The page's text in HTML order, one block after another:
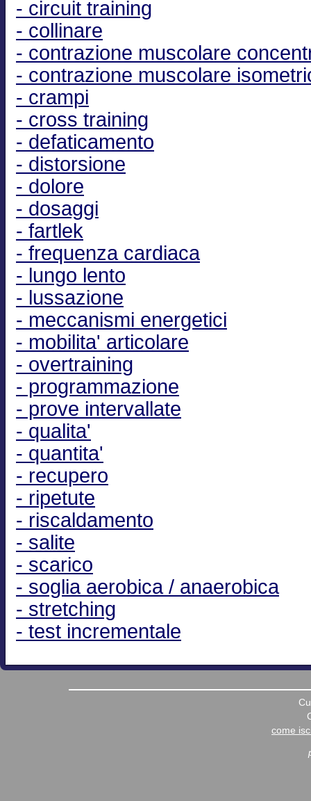
- circuit training
- collinare
- contrazione muscolare
- contrazione muscolare
- crampi
- cross training
- defaticamento
- distorsione
- dolore
- dosaggi
- fartlek
- frequenza cardiaca
- lungo lento
- lussazione
- meccanismi energetici
- mobilita' articolare
- overtraining
- programmazione
- prove intervallate
- qualita'
- quantita'
- recupero
- ripetute
- riscaldamento
- salite
- scarico
- soglia aerobica / anaerobica
- stretching
- test incrementale
come